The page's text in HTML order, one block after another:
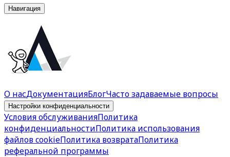
Навигация
О насДокументацияБлогЧасто задаваемые вопросы
Настройки конфиденциальности
Условия обслуживанияПолитика
конфиденциальностиПолитика использования
файлов cookieПолитика возвратаПолитика
реферальной программы